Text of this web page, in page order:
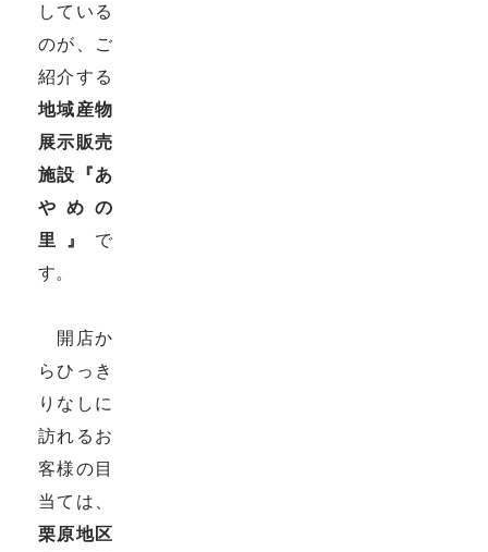
している
のが、ご
紹介する
地域産物
展示販売
施設『あ
やめの
里』 で
す。
開店か
らひっき
りなしに
訪れるお
客様の目
当ては、
栗原地区